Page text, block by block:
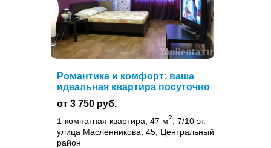
Романтика и комфорт: ваша
идеальная квартира посуточно
от 3 750 руб.
1-комнатная квартира, 47 м2
, 7/10 эт.
улица Масленникова, 45, Центральный
район